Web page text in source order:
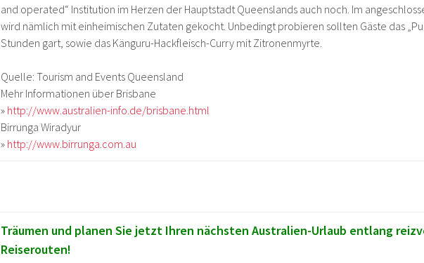
and operated“ Institution im Herzen der Hauptstadt Queenslands auch noch. Im
wird nämlich mit einheimischen Zutaten gekocht. Unbedingt probieren sollten Gäste das
Stunden gart, sowie das Känguru-Hackfleisch-Curry mit Zitronenmyrte.
Quelle: Tourism and Events Queensland
Mehr Informationen über Brisbane
» http://www.australien-info.de/brisbane.html
Birrunga Wiradyur
» http://www.birrunga.com.au
Träumen und planen Sie jetzt Ihren nächsten Australien-Urlaub entlang
Reiserouten!